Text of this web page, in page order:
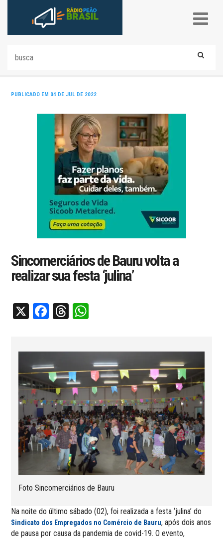
PUBLICADO EM 04 DE JUL DE 2022
Sincomerciários de Bauru volta a
realizar sua festa ‘julina’
X Facebook
Threads
Foto Sincomerciários de Bauru
Na noite do último sábado (02), foi realizada a festa ‘julina’ do
Sindicato dos Empregados no Comércio de Bauru, após dois anos
de pausa por causa da pandemia de covid-19. O evento,